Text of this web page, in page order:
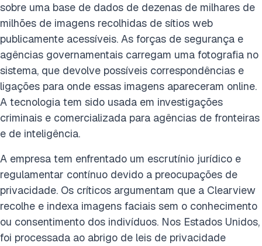
sobre uma base de dados de dezenas de milhares de
milhões de imagens recolhidas de sítios web
publicamente acessíveis. As forças de segurança e
agências governamentais carregam uma fotografia no
sistema, que devolve possíveis correspondências e
ligações para onde essas imagens apareceram online.
A tecnologia tem sido usada em investigações
criminais e comercializada para agências de fronteiras
e de inteligência.
A empresa tem enfrentado um escrutínio jurídico e
regulamentar contínuo devido a preocupações de
privacidade. Os críticos argumentam que a Clearview
recolhe e indexa imagens faciais sem o conhecimento
ou consentimento dos indivíduos. Nos Estados Unidos,
foi processada ao abrigo de leis de privacidade